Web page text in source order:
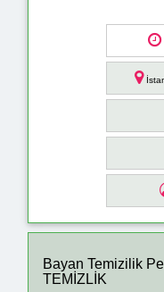
Bayan Temizilik
TEMİZLİK